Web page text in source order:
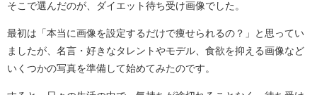
そこで選んだのが、ダイエット待ち受け画像でした。
最初は「本当に画像を設定するだけで痩せられるの？」と思ってい
ましたが、名言・好きなタレントやモデル、食欲を抑える画像など
いくつかの写真を準備して始めてみたのです。